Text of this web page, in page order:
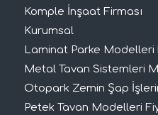
Komple İnşaat Firması
Kurumsal
Laminat Parke Modelleri
Metal Tavan Sistemleri
Otopark Zemin Şap
Petek Tavan Modelleri